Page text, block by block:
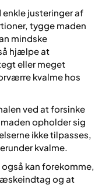
justeringer af
tygge maden
mindske
hjælpe at
eller meget
kvalme hos
ved at forsinke
opholder sig
ikke tilpasses,
kvalme.
kan forekomme,
og at